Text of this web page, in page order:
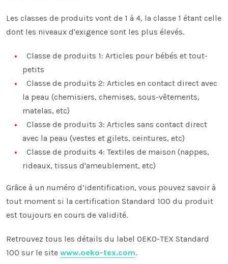
Les classes de produits vont de 1 à 4, la classe 1 étant celle
dont les niveaux d'exigence sont les plus élevés.
Classe de produits 1: Articles pour bébés et tout-
petits
Classe de produits 2: Articles en contact direct avec
la peau (chemisiers, chemises, sous-vêtements,
matelas, etc)
Classe de produits 3: Articles sans contact direct
avec la peau (vestes et gilets, ceintures, etc)
Classe de produits 4: Textiles de maison (nappes,
rideaux, tissus d'ameublement, etc)
Grâce à un numéro d’identification, vous pouvez savoir à
tout moment si la certification Standard 100 du produit
est toujours en cours de validité.
Retrouvez tous les détails du label OEKO-TEX Standard
100 sur le site www.oeko-tex.com.